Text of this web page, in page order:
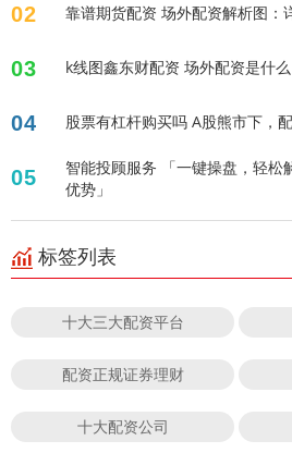
02 靠谱期货配资 场外配资解析图：
03 k线图鑫东财配资 场外配
04 股票有杠杆购买吗 A股熊市下，
05
智能投顾服务 「一键操盘，轻松
优势」
标签列表
十大三大配资平台
配资正规证券理财
十大配资公司